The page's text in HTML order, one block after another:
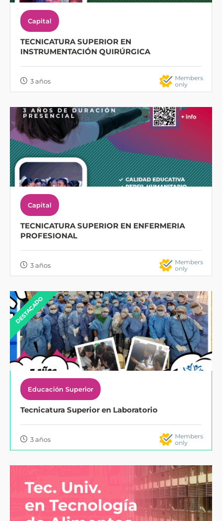
Capital
TECNICATURA SUPERIOR EN
INSTRUMENTACIÓN QUIRÚRGICA
3 años
Members
only
Capital
TECNICATURA SUPERIOR EN ENFERMERIA
PROFESIONAL
3 años
Members
only
DESTACADO
Educación Superior
Tecnicatura Superior en Laboratorio
3 años
Members
only